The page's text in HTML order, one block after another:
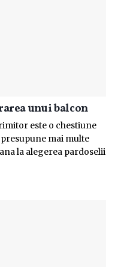
unui balcon
este o chestiune
mai multe
la alegerea pardoselii